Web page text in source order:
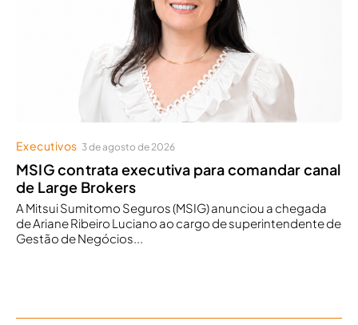
Executivos 3 de agosto de 2026
MSIG contrata executiva para comandar canal
de Large Brokers
A Mitsui Sumitomo Seguros (MSIG) anunciou a chegada
de Ariane Ribeiro Luciano ao cargo de superintendente de
Gestão de Negócios...